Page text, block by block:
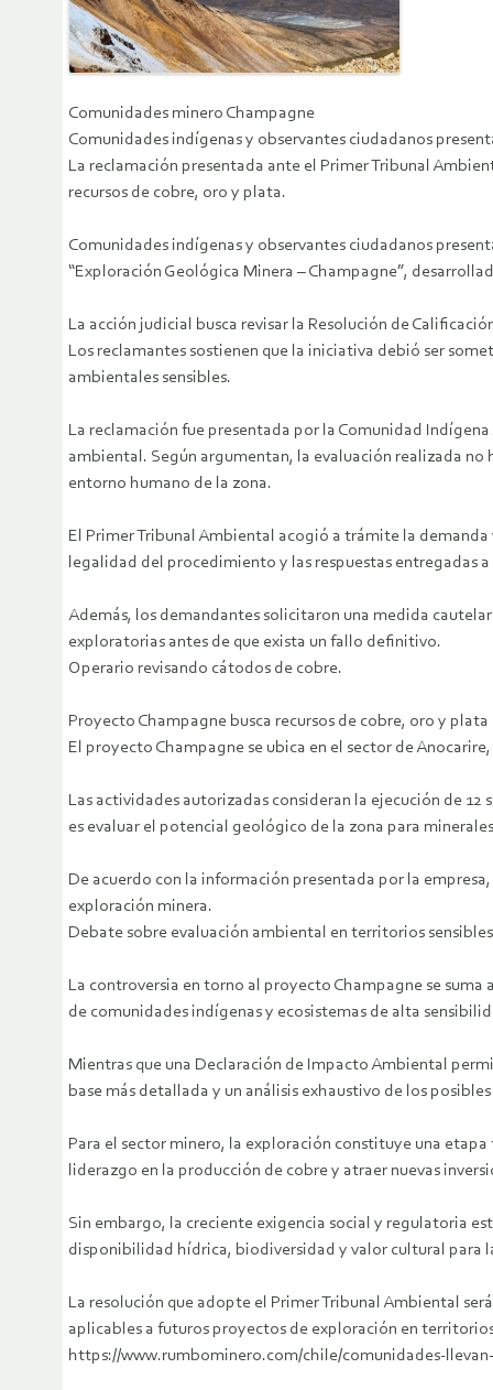
Comunidades minero Champagne
Comunidades indígenas y observantes ciudadanos
La reclamación presentada ante el Primer Tribunal
recursos de cobre, oro y plata.
Comunidades indígenas y observantes ciudadanos
“Exploración Geológica Minera – Champagne”,
La acción judicial busca revisar la Resolución de
Los reclamantes sostienen que la iniciativa debió ser
ambientales sensibles.
La reclamación fue presentada por la Comunidad
ambiental. Según argumentan, la evaluación realizada
entorno humano de la zona.
El Primer Tribunal Ambiental acogió a trámite la
legalidad del procedimiento y las respuestas entregadas
Además, los demandantes solicitaron una medida
exploratorias antes de que exista un fallo definitivo.
Operario revisando cátodos de cobre.
Proyecto Champagne busca recursos de cobre, oro y plata
El proyecto Champagne se ubica en el sector de
Las actividades autorizadas consideran la ejecución de
es evaluar el potencial geológico de la zona para
De acuerdo con la información presentada por la
exploración minera.
Debate sobre evaluación ambiental en territorios sensibles
La controversia en torno al proyecto Champagne se
de comunidades indígenas y ecosistemas de alta
Mientras que una Declaración de Impacto Ambiental
base más detallada y un análisis exhaustivo de los
Para el sector minero, la exploración constituye una
liderazgo en la producción de cobre y atraer nuevas
Sin embargo, la creciente exigencia social y regulatoria
disponibilidad hídrica, biodiversidad y valor cultural para
La resolución que adopte el Primer Tribunal Ambiental
aplicables a futuros proyectos de exploración en
https://www.rumbominero.com/chile/comunidades-